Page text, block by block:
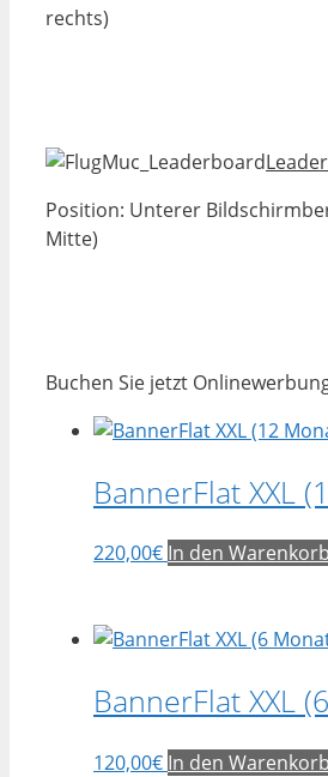
rechts)
Position: Unterer
Mitte)
Buchen Sie jetzt
BannerFlat XXL
220,00€ In den Warenkorb
BannerFlat XXL
120,00€ In den Warenkorb